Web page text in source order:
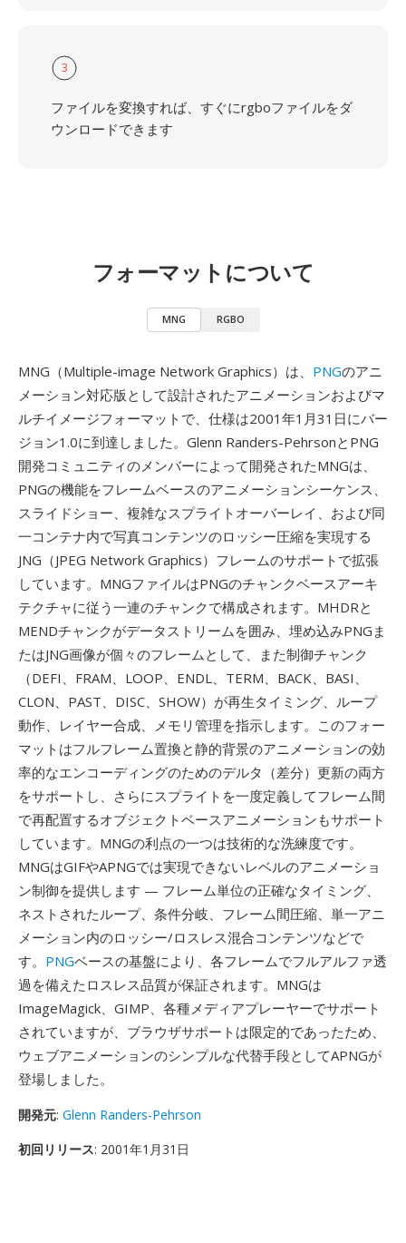
3
ファイルを変換すれば、すぐにrgboファイルをダ
ウンロードできます
フォーマットについて
MNG RGBO
MNG（Multiple-image Network Graphics）は、 PNGのアニ
メーション対応版として設計されたアニメーションおよびマ
ルチイメージフォーマットで、仕様は2001年1月31日にバー
ジョン1.0に到達しました。Glenn Randers-PehrsonとPNG
開発コミュニティのメンバーによって開発されたMNGは、
PNGの機能をフレームベースのアニメーションシーケンス、
スライドショー、複雑なスプライトオーバーレイ、および同
一コンテナ内で写真コンテンツのロッシー圧縮を実現する
JNG（JPEG Network Graphics）フレームのサポートで拡張
しています。MNGファイルはPNGのチャンクベースアーキ
テクチャに従う一連のチャンクで構成されます。MHDRと
MENDチャンクがデータストリームを囲み、埋め込みPNGま
たはJNG画像が個々のフレームとして、また制御チャンク
（DEFI、FRAM、LOOP、ENDL、TERM、BACK、BASI、
CLON、PAST、DISC、SHOW）が再生タイミング、ループ
動作、レイヤー合成、メモリ管理を指示します。このフォー
マットはフルフレーム置換と静的背景のアニメーションの効
率的なエンコーディングのためのデルタ（差分）更新の両方
をサポートし、さらにスプライトを一度定義してフレーム間
で再配置するオブジェクトベースアニメーションもサポート
しています。MNGの利点の一つは技術的な洗練度です。
MNGはGIFやAPNGでは実現できないレベルのアニメーショ
ン制御を提供します — フレーム単位の正確なタイミング、
ネストされたループ、条件分岐、フレーム間圧縮、単一アニ
メーション内のロッシー/ロスレス混合コンテンツなどで
す。 PNGベースの基盤により、各フレームでフルアルファ透
過を備えたロスレス品質が保証されます。MNGは
ImageMagick、GIMP、各種メディアプレーヤーでサポート
されていますが、ブラウザサポートは限定的であったため、
ウェブアニメーションのシンプルな代替手段としてAPNGが
登場しました。
開発元: Glenn Randers-Pehrson
初回リリース: 2001年1月31日